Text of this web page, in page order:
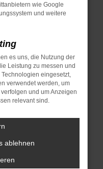
Browser und dein
neuesten Stand
nicht nur ein
kann auch dazu
Schritte
uns bitte. Wir
wie Google
und weitere
es uns, die Nutzung der
Leistung zu messen und
eingesetzt,
verwendet werden, um
und um Anzeigen
relevant sind.
ablehnen